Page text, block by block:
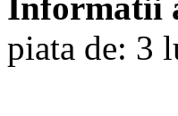
Informatii
piata de: